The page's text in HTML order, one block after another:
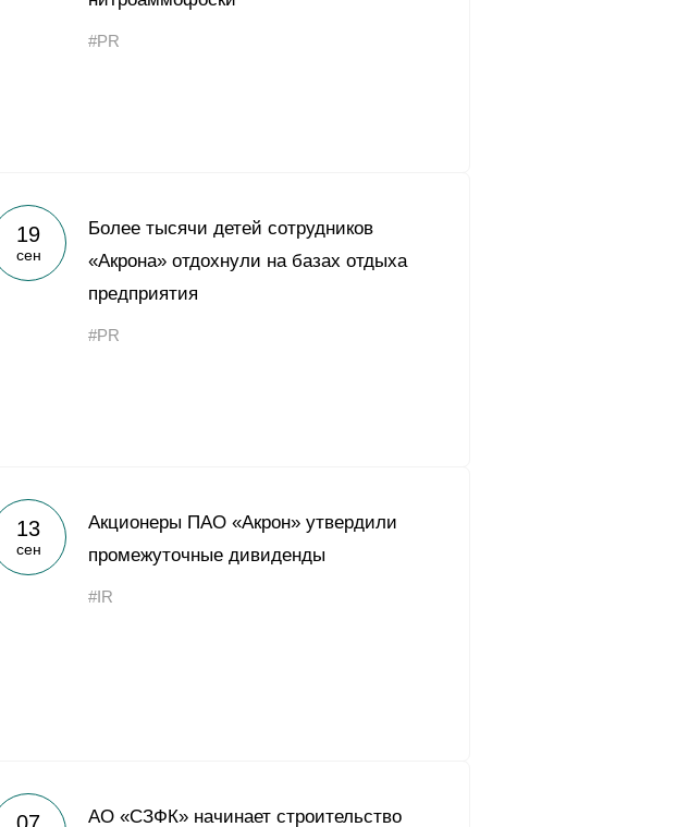
Yong Sheng Feng
#PR
19
сен
Более тысячи детей сотрудников
«Акрона» отдохнули на базах отдыха
предприятия
#PR
13
сен
Акционеры ПАО «Акрон» утвердили
промежуточные дивиденды
#IR
АО «СЗФК» начинает строительство